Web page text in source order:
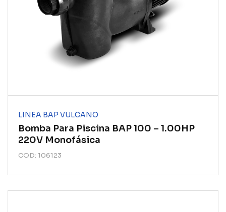
LINEA BAP VULCANO
Bomba Para Piscina BAP 100 – 1.00HP
220V Monofásica
COD: 106123